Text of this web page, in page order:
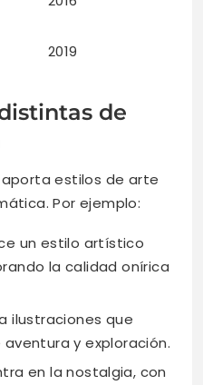
2019
de
estilos de arte
Por ejemplo:
un estilo artístico
la calidad onírica
ilustraciones que
y exploración.
en la nostalgia, con